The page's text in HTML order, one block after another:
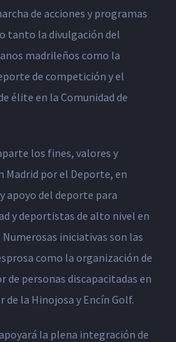
de acciones y programas
tanto la divulgación del
madrileños como la
de competición y el
élite en la Comunidad de
los fines, valores y
Madrid por el Deporte, en
apoyo del deporte para
y deportistas de alto nivel en
iniciativas son las
como la organización de
de personas discapacitadas en
la Hinojosa y Encín Golf.
la plena integración de